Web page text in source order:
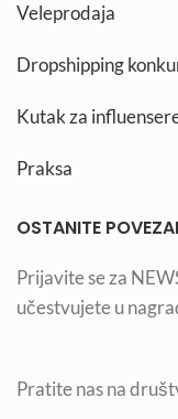
Veleprodaja
Dropshipping
Kutak za
Praksa
OSTANITE
Prijavite se za
učestvujete u
Pratite nas na